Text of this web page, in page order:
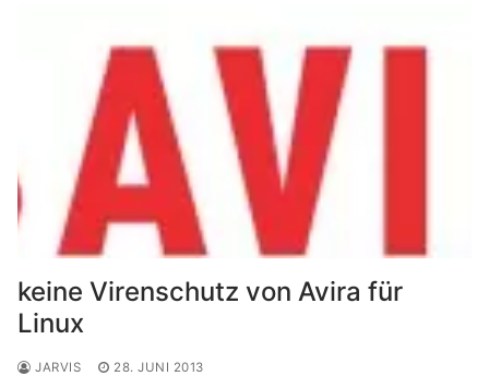
keine Virenschutz von Avira für
Linux
JARVIS
28. JUNI 2013